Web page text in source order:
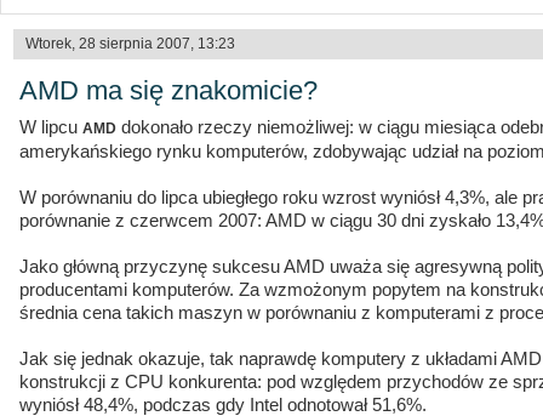
Wtorek, 28 sierpnia 2007, 13:23
AMD ma się znakomicie?
W lipcu AMD dokonało rzeczy niemożliwej: w ciągu miesiąca
amerykańskiego rynku komputerów, zdobywając udział na
W porównaniu do lipca ubiegłego roku wzrost wyniósł 4,3%, ale
porównanie z czerwcem 2007: AMD w ciągu 30 dni zyskało
Jako główną przyczynę sukcesu AMD uważa się agresywną
producentami komputerów. Za wzmożonym popytem na
średnia cena takich maszyn w porównaniu z komputerami z
Jak się jednak okazuje, tak naprawdę komputery z układami
konstrukcji z CPU konkurenta: pod względem przychodów ze
wyniósł 48,4%, podczas gdy Intel odnotował 51,6%.